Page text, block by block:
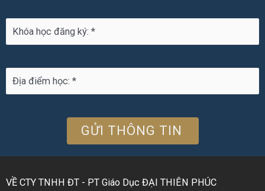
VỀ CTY TNHH ĐT - PT Giáo Dục ĐẠI THIÊN PHÚC